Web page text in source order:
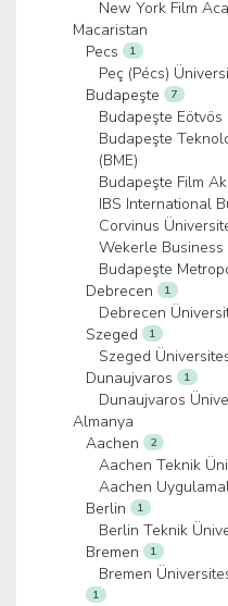
New York Film
Macaristan
Pecs
1
Peç (Pécs)
Budapeşte
7
Budapeşte Eötvös
Budapeşte
(BME)
Budapeşte Film
IBS International
Corvinus
Wekerle
Budapeşte
Debrecen
1
Debrecen
Szeged
1
Szeged
Dunaujvaros
1
Dunaujvaros
Almanya
Aachen
2
Aachen Teknik
Aachen
Berlin
1
Berlin Teknik
Bremen
1
Bremen
1